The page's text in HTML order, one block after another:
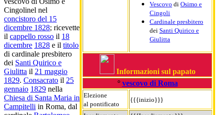
Vescovo di Osimo e
Cingoli
Cardinale presbitero
dei Santi Quirico e
Giulitta
Informazioni sul papato
° vescovo di Roma
Elezione
al pontificato
{{{inizio}}}
Cingolinel nel
concistoro del 15
dicembre 1828; ricevette
il cappello rosso il 18
dicembre 1828 e il titolo
di cardinale presbitero
dei Santi Quirico e
Giulitta il 21 maggio
1829. Consacrato il 25
gennaio 1829 nella
Chiesa di Santa Maria in
Campitelli in Roma, dal